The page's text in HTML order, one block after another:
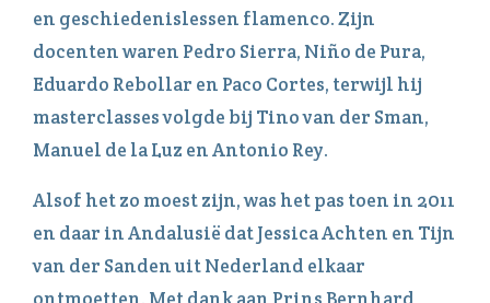
en geschiedenislessen flamenco. Zijn
docenten waren Pedro Sierra, Niño de Pura,
Eduardo Rebollar en Paco Cortes, terwijl hij
masterclasses volgde bij Tino van der Sman,
Manuel de la Luz en Antonio Rey.
Alsof het zo moest zijn, was het pas toen in 2011
en daar in Andalusië dat Jessica Achten en Tijn
van der Sanden uit Nederland elkaar